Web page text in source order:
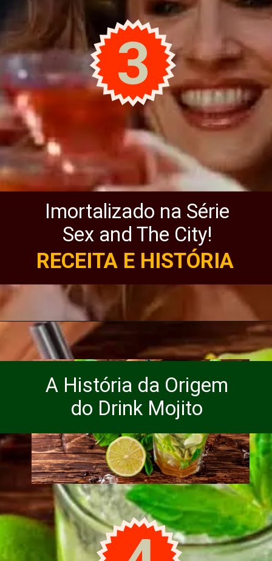
Imortalizado na Série
Sex and The City!
RECEITA E HISTÓRIA
3
A História da Origem
do Drink Mojito